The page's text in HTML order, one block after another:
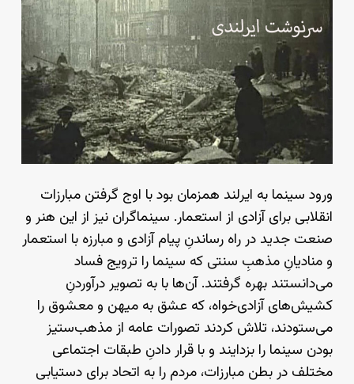
ورود سینما به ایرلند همزمان بود با اوج گرفتن مبارزات
انقلابی برای آزادی از استعمار. سینماگران نیز از این هنر و
صنعت جدید در راه رساندنِ پیام آزادی و مبارزه با استعمار
و منادیانِ مذهبِ سنتی که سینما را ترویج فساد
می‌دانستند بهره گرفتند. ‌آن‌ها با به تصویر درآوردنِ
کشیش‌های آزادی‌خواه، که عشق به میهن و معشوق را
می‌ستودند،‌ تلاش کردند تصورات عامه از مذهب‌ستیز
بودن سینما را بزدایند و با قرار دادنِ طبقات اجتماعی
مختلف در بطن مبارزات، مردم را به اتحاد برای دستیابی